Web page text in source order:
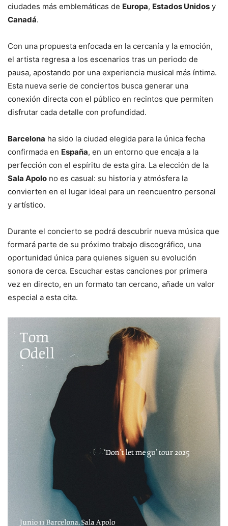
ciudades más emblemáticas de Europa, Estados Unidos y
Canadá.
Con una propuesta enfocada en la cercanía y la emoción,
el artista regresa a los escenarios tras un periodo de
pausa, apostando por una experiencia musical más íntima.
Esta nueva serie de conciertos busca generar una
conexión directa con el público en recintos que permiten
disfrutar cada detalle con profundidad.
Barcelona ha sido la ciudad elegida para la única fecha
confirmada en España, en un entorno que encaja a la
perfección con el espíritu de esta gira. La elección de la
Sala Apolo no es casual: su historia y atmósfera la
convierten en el lugar ideal para un reencuentro personal
y artístico.
Durante el concierto se podrá descubrir nueva música que
formará parte de su próximo trabajo discográfico, una
oportunidad única para quienes siguen su evolución
sonora de cerca. Escuchar estas canciones por primera
vez en directo, en un formato tan cercano, añade un valor
especial a esta cita.